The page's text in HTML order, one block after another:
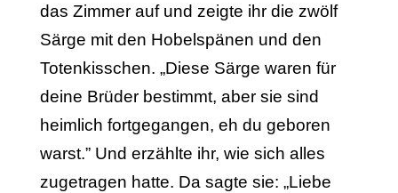
das Zimmer auf und zeigte ihr die zwölf
Särge mit den Hobelspänen und den
Totenkisschen. „Diese Särge waren für
deine Brüder bestimmt, aber sie sind
heimlich fortgegangen, eh du geboren
warst.” Und erzählte ihr, wie sich alles
zugetragen hatte. Da sagte sie: „Liebe